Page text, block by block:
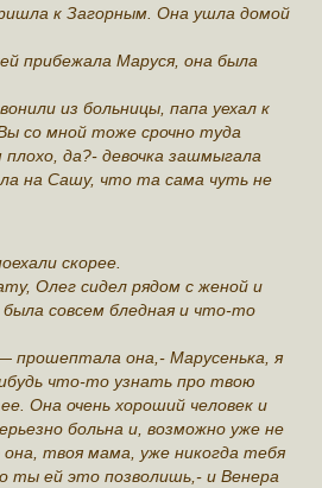
к Загорным. Она ушла домой
прибежала Маруся, она была
из больницы, папа уехал к
со мной тоже срочно туда
да?- девочка зашмыгала
на Сашу, что та сама чуть не
скорее.
Олег сидел рядом с женой и
совсем бледная и что-то
она,- Марусенька, я
что-то узнать про твою
Она очень хороший человек и
больна и, возможно уже не
она, твоя мама, уже никогда тебя
ты ей это позволишь,- и Венера